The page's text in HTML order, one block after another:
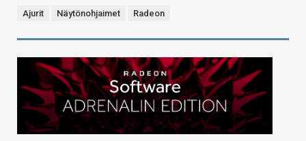
Ajurit Näytönohjaimet Radeon